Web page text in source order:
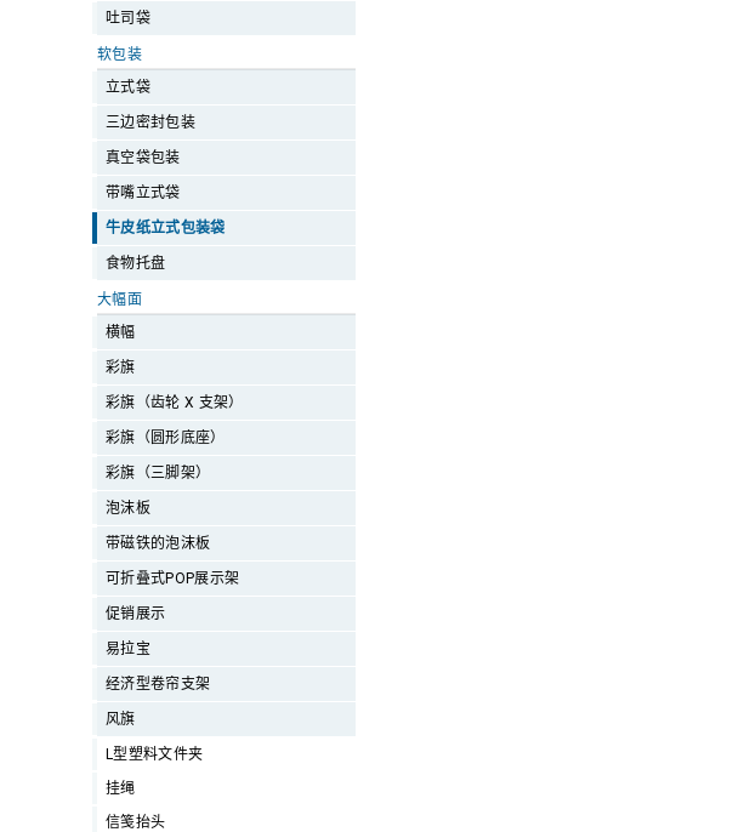
吐司袋
软包装
立式袋
三边密封包装
真空袋包装
带嘴立式袋
牛皮纸立式包装袋
食物托盘
大幅面
横幅
彩旗
彩旗（齿轮 X 支架）
彩旗（圆形底座）
彩旗（三脚架）
泡沫板
带磁铁的泡沫板
可折叠式POP展示架
促销展示
易拉宝
经济型卷帘支架
风旗
L型塑料文件夹
挂绳
信笺抬头